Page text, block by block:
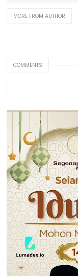
MORE FROM AUTHOR
COMMENTS